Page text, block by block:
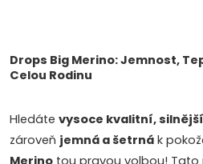
v
á
Drops Big Merino: Jemnost,
Celou Rodinu
Hledáte vysoce kvalitní,
zároveň jemná a šetrná k